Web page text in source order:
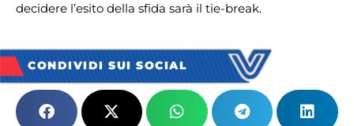
decidere l’esito della sfida sarà il tie-break.
CONDIVIDI SUI SOCIAL